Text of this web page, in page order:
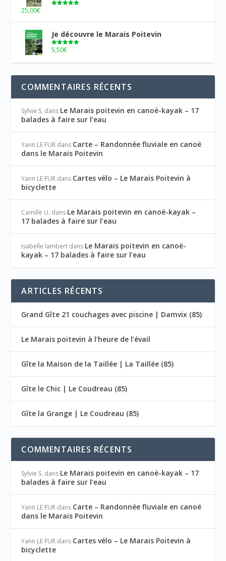
25,00€
Je découvre le Marais Poitevin
Note5.00
5,50€
COMMENTAIRES RÉCENTS
Sylvie S. dans Le Marais poitevin en canoë-kayak – 17
balades à faire sur l’eau
Yann LE FUR dans Carte – Randonnée fluviale en canoë
dans le Marais Poitevin
Yann LE FUR dans Cartes vélo – Le Marais Poitevin à
bicyclette
Camille U. dans Le Marais poitevin en canoë-kayak –
17 balades à faire sur l’eau
isabelle lambert dans Le Marais poitevin en canoë-
kayak – 17 balades à faire sur l’eau
ARTICLES RÉCENTS
Grand Gîte 21 couchages avec piscine | Damvix (85)
Le Marais poitevin à l’heure de l’évail
Gîte la Maison de la Taillée | La Taillée (85)
Gîte le Chic | Le Coudreau (85)
Gîte la Grange | Le Coudreau (85)
COMMENTAIRES RÉCENTS
Sylvie S. dans Le Marais poitevin en canoë-kayak – 17
balades à faire sur l’eau
Yann LE FUR dans Carte – Randonnée fluviale en canoë
dans le Marais Poitevin
Yann LE FUR dans Cartes vélo – Le Marais Poitevin à
bicyclette